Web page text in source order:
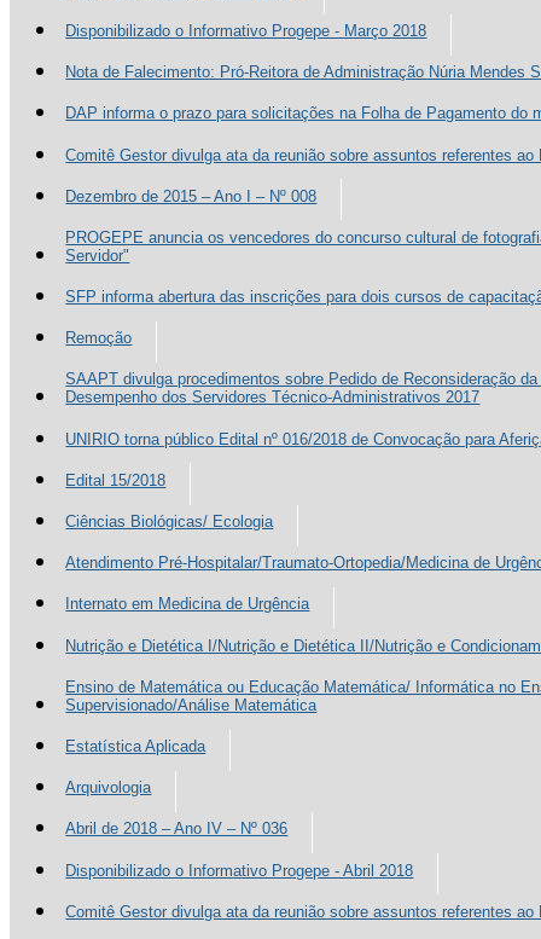
Disponibilizado o Informativo Progepe - Março 2018
Nota de Falecimento: Pró-Reitora de Administração Núria Mendes
DAP informa o prazo para solicitações na Folha de Pagamento do
Comitê Gestor divulga ata da reunião sobre assuntos referentes ao
Dezembro de 2015 – Ano I – Nº 008
PROGEPE anuncia os vencedores do concurso cultural de
Servidor"
SFP informa abertura das inscrições para dois cursos de
Remoção
SAAPT divulga procedimentos sobre Pedido de Reconsideração
Desempenho dos Servidores Técnico-Administrativos 2017
UNIRIO torna público Edital nº 016/2018 de Convocação para
Edital 15/2018
Ciências Biológicas/ Ecologia
Atendimento Pré-Hospitalar/Traumato-Ortopedia/Medicina de
Internato em Medicina de Urgência
Nutrição e Dietética I/Nutrição e Dietética II/Nutrição e
Ensino de Matemática ou Educação Matemática/ Informática no
Supervisionado/Análise Matemática
Estatística Aplicada
Arquivologia
Abril de 2018 – Ano IV – Nº 036
Disponibilizado o Informativo Progepe - Abril 2018
Comitê Gestor divulga ata da reunião sobre assuntos referentes ao